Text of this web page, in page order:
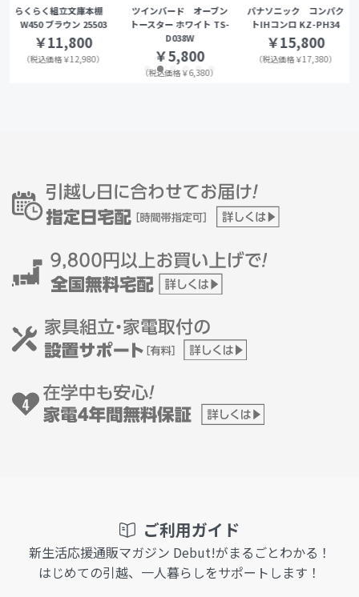
らくらく組立文庫本棚
W450 ブラウン 25503
￥11,800
（税込価格￥12,980）
ツインバード オーブン
トースター ホワイト TS-
D038W
￥5,800
（税込価格￥6,380）
パナソニック コンパク
トIHコンロ KZ-PH34
￥15,800
（税込価格￥17,380）
ご利用ガイド
新生活応援通販マガジン Debut!がまるごとわかる！
はじめての引越、一人暮らしをサポートします！